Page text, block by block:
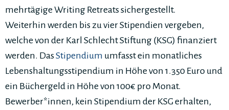
mehrtägige Writing Retreats sichergestellt.
Weiterhin werden bis zu vier Stipendien vergeben,
welche von der Karl Schlecht Stiftung (KSG) finanziert
werden. DasStipendium umfasst ein monatliches
Lebenshaltungsstipendium in Höhe von 1.350 Euro und
ein Büchergeld in Höhe von 100€ pro Monat.
Bewerber*innen, kein Stipendium der KSG erhalten,